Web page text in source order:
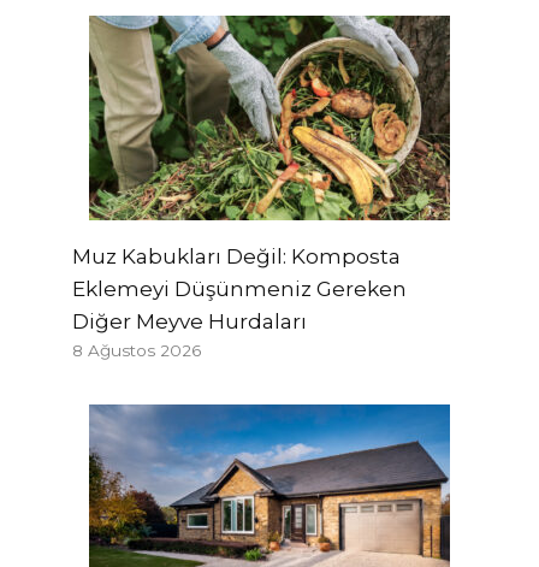
Muz Kabukları Değil: Komposta
Eklemeyi Düşünmeniz Gereken
Diğer Meyve Hurdaları
8 Ağustos 2026